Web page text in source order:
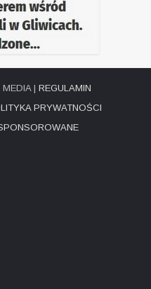
| REGULAMIN
PRYWATNOŚCI